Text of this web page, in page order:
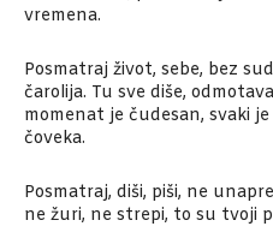
vremena.
Posmatraj život, sebe, bez
čarolija. Tu sve diše,
momenat je čudesan, svaki
čoveka.
Posmatraj, diši, piši, ne
ne žuri, ne strepi, to su tvoji